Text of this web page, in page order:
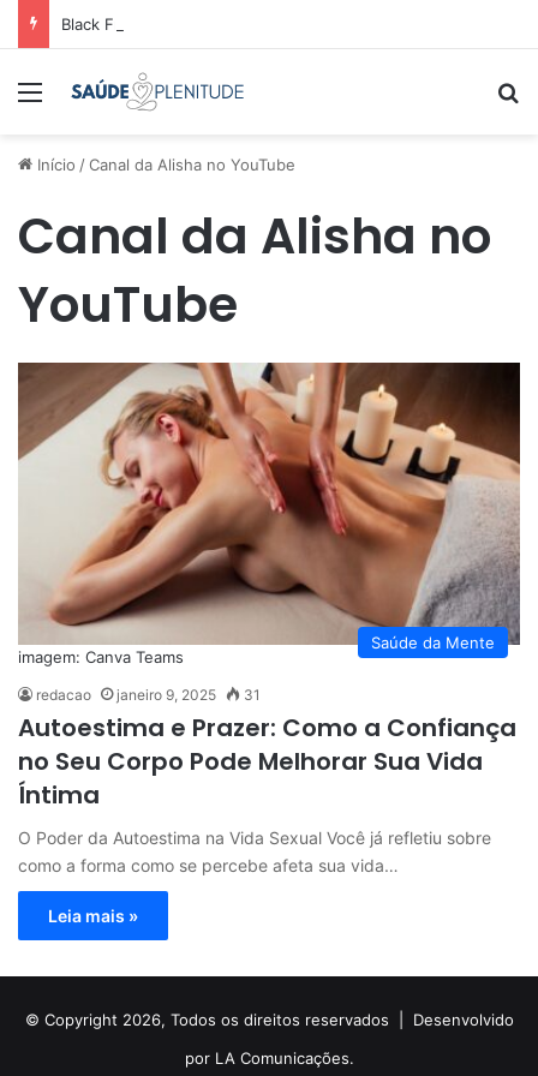
Black Friday: como comparar preços e economizar
Menu
Início /Canal da Alisha no YouTube
Canal da Alisha no
YouTube
Saúde da Mente
imagem: Canva Teams
redacao janeiro 9, 2025 31
Autoestima e Prazer: Como a Confiança
no Seu Corpo Pode Melhorar Sua Vida
Íntima
O Poder da Autoestima na Vida Sexual Você já refletiu sobre
como a forma como se percebe afeta sua vida…
Leia mais »
© Copyright 2026, Todos os direitos reservados | Desenvolvido
por LA Comunicações.